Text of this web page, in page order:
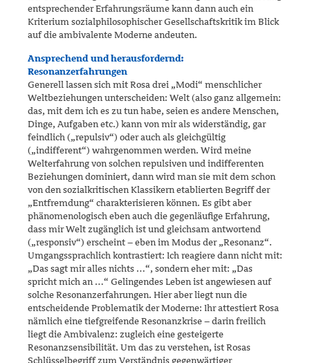
entsprechender Erfahrungsräume kann dann auch ein
Kriterium sozialphilosophischer Gesellschaftskritik im Blick
auf die ambivalente Moderne andeuten.
Ansprechend und herausfordernd:
Resonanzerfahrungen
Generell lassen sich mit Rosa drei „Modi“ menschlicher
Weltbeziehun­gen unterscheiden: Welt (also ganz allgemein:
das, mit dem ich es zu tun habe, seien es andere Menschen,
Dinge, Aufgaben etc.) kann von mir als widerständig, gar
feindlich („repulsiv“) oder auch als gleich­gültig
(„indifferent“) wahrgenommen werden. Wird meine
Welterfah­rung von solchen repulsiven und indifferenten
Beziehungen dominiert, dann wird man sie mit dem schon
von den sozialkritischen Klassikern etablierten Begriff der
„Entfremdung“ charakterisieren können. Es gibt aber
phänomenologisch eben auch die gegenläufige Erfahrung,
dass mir Welt zugänglich ist und gleichsam antwortend
(„responsiv“) erscheint – eben im Modus der „Resonanz“.
Umgangssprachlich kontrastiert: Ich reagiere dann nicht mit:
„Das sagt mir alles nichts …“, sondern eher mit: „Das
spricht mich an …“ Gelingendes Leben ist angewiesen auf
solche Resonanzerfahrungen. Hier aber liegt nun die
entscheidende Pro­blematik der Moderne: Ihr attestiert Rosa
nämlich eine tiefgreifende Resonanzkrise – darin freilich
liegt die Ambivalenz: zugleich eine ge­steigerte
Resonanzsensibilität. Um das zu verstehen, ist Rosas
Schlüs­selbegriff zum Verständnis gegenwärtiger